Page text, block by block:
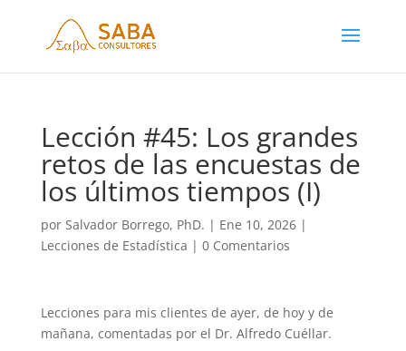
Lección #45: Los grandes
retos de las encuestas de
los últimos tiempos (I)
por Salvador Borrego, PhD. | Ene 10, 2026|
Lecciones de Estadística | 0 Comentarios
Lecciones para mis clientes de ayer, de hoy y de
mañana, comentadas por el Dr. Alfredo Cuéllar.